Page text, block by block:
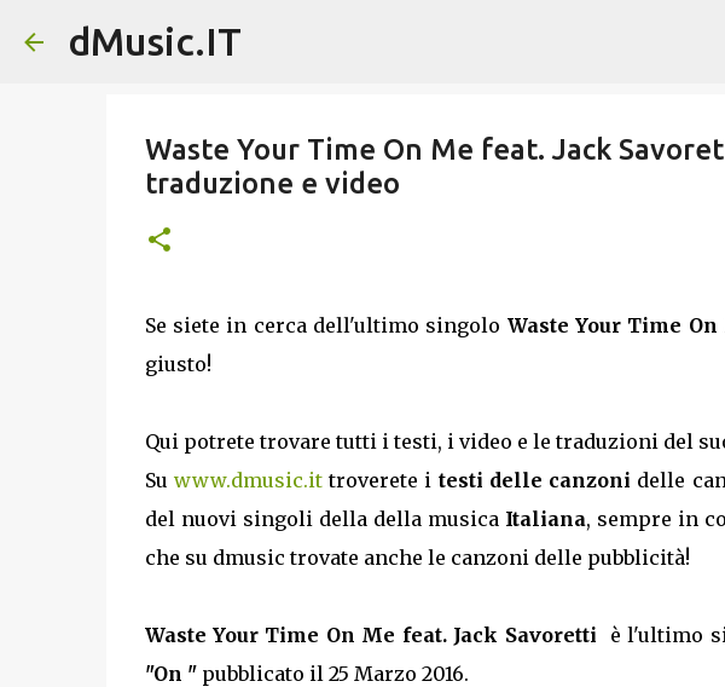
dMusic.IT
Waste Your Time On Me feat. Jack
traduzione e video
Se siete in cerca dell'ultimo singolo Waste Your Time
giusto!
Qui potrete trovare tutti i testi, i video e le traduzioni del
Su www.dmusic.ittroverete i testi delle canzoni delle
del nuovi singoli della della musica Italiana, sempre in
che su dmusic trovate anche le canzoni delle pubblicità!
Waste Your Time On Me feat. Jack Savoretti è l'ultimo
"On "pubblicato il 25 Marzo 2016.